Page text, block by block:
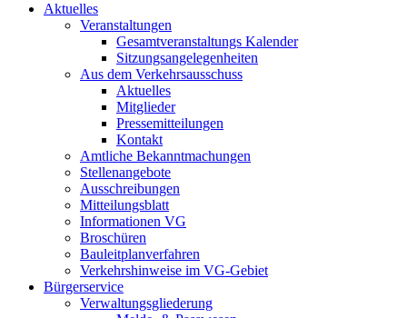
Aktuelles
Veranstaltungen
Gesamtveranstaltungs Kalender
Sitzungsangelegenheiten
Aus dem Verkehrsausschuss
Aktuelles
Mitglieder
Pressemitteilungen
Kontakt
Amtliche Bekanntmachungen
Stellenangebote
Ausschreibungen
Mitteilungsblatt
Informationen VG
Broschüren
Bauleitplanverfahren
Verkehrshinweise im VG-Gebiet
Bürgerservice
Verwaltungsgliederung